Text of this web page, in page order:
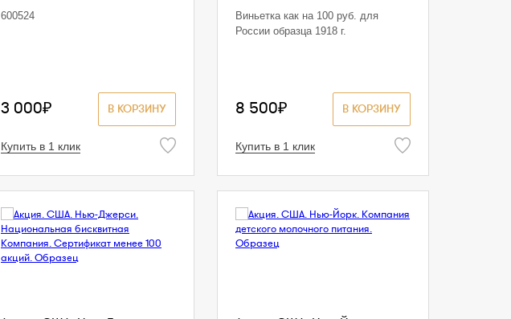
600524
В КОРЗИНУ
3 000₽
Купить в 1 клик
Виньетка как на 100 руб. для
России образца 1918 г.
В КОРЗИНУ
8 500₽
Купить в 1 клик